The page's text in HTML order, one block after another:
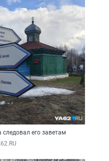
его заветам